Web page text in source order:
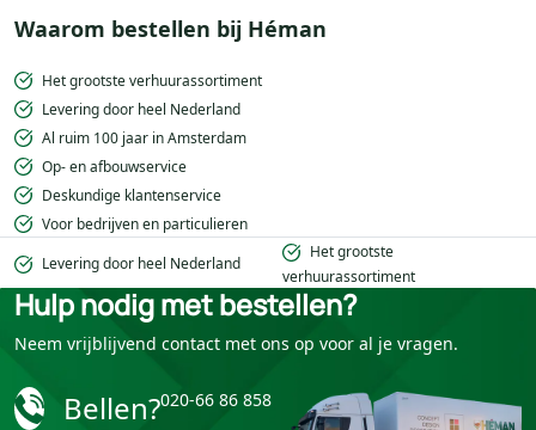
Waarom bestellen bij Héman
Het grootste verhuurassortiment
Levering door heel Nederland
Al ruim 100 jaar in Amsterdam
Op- en afbouwservice
Deskundige klantenservice
Voor bedrijven en particulieren
Levering door heel Nederland
Het grootste
verhuurassortiment
Hulp nodig met bestellen?
Neem vrijblijvend contact met ons op voor al je vragen.
Bellen?020-66 86 858